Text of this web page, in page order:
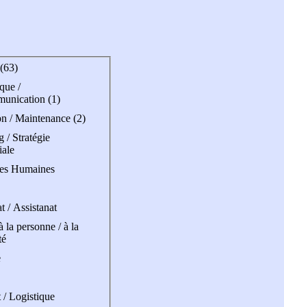
/
(1)
/ Maintenance (2)
/ Stratégie
Humaines
/ Assistanat
la personne / à la
/ Logistique